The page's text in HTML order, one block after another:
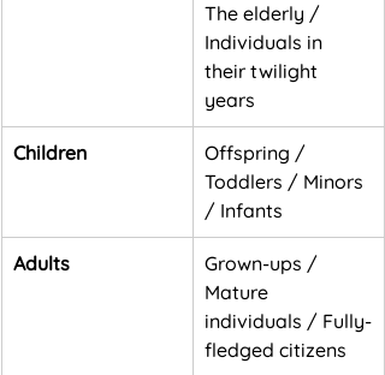
The elderly /
Individuals in
their twilight
years
Children
Offspring /
Toddlers / Minors
/ Infants
Adults
Grown-ups /
Mature
individuals / Fully-
fledged citizens